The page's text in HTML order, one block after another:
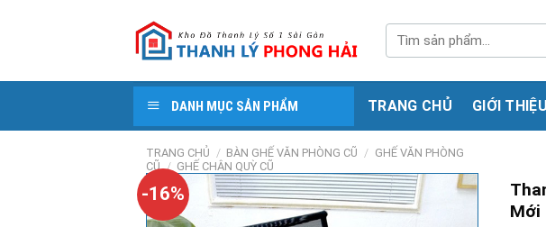
kiếm:
DANH MỤC SẢN PHẨM TRANG CHỦ GIỚI THIỆU
TRANG CHỦ / BÀN GHẾ VĂN PHÒNG CŨ / GHẾ VĂN PHÒNG
CŨ / GHẾ CHÂN QUỲ CŨ
-16%
Mới